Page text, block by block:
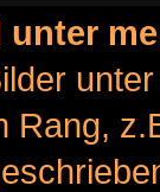
Rang,